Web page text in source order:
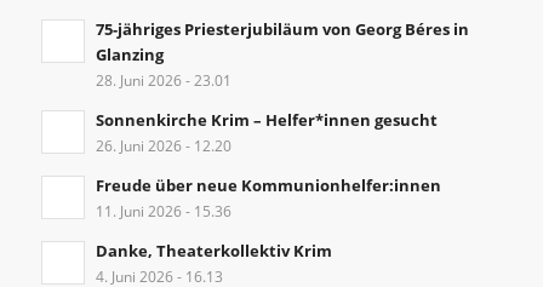
75-jähriges Priesterjubiläum von Georg Béres in
Glanzing
28. Juni 2026 - 23.01
Sonnenkirche Krim – Helfer*innen gesucht
26. Juni 2026 - 12.20
Freude über neue Kommunionhelfer:innen
11. Juni 2026 - 15.36
Danke, Theaterkollektiv Krim
4. Juni 2026 - 16.13